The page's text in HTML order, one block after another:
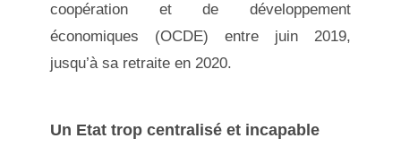
coopération et de développement
économiques (OCDE) entre juin 2019,
jusqu’à sa retraite en 2020.
Un Etat trop centralisé et incapable